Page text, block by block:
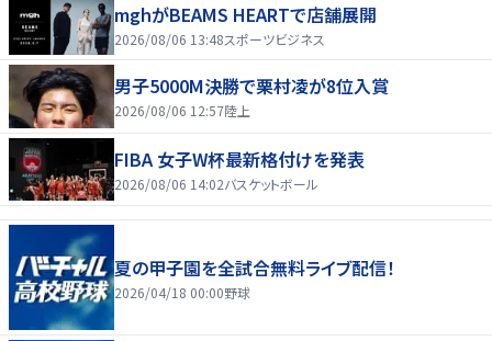
mghがBEAMS HEARTで店舗展開
2026/08/06 13:48スポーツビジネス
男子5000M決勝で栗村凌が8位入賞
2026/08/06 12:57陸上
FIBA 女子W杯最新格付けを発表
2026/08/06 14:02バスケットボール
夏の甲子園を全試合無料ライブ配信！
2026/04/18 00:00野球